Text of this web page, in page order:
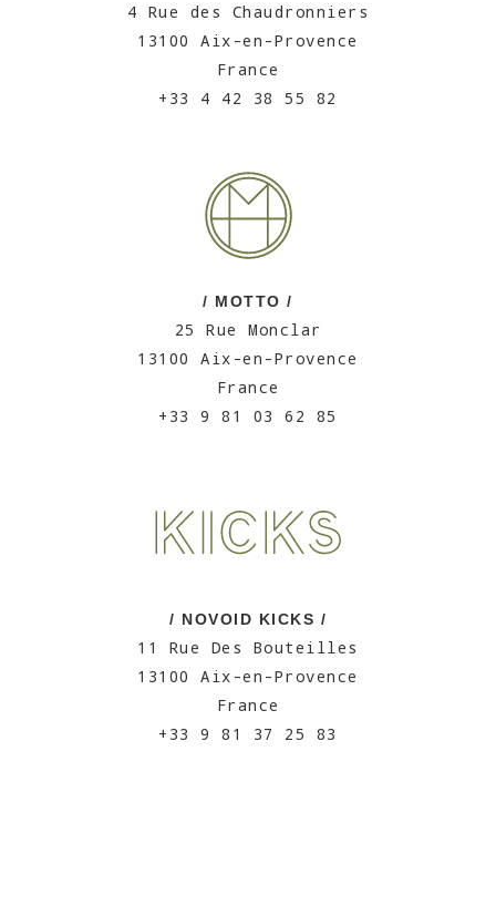
4 Rue des Chaudronniers
13100 Aix-en-Provence
France
+33 4 42 38 55 82
/ MOTTO /
25 Rue Monclar
13100 Aix-en-Provence
France
+33 9 81 03 62 85
/ NOVOID KICKS /
11 Rue Des Bouteilles
13100 Aix-en-Provence
France
+33 9 81 37 25 83